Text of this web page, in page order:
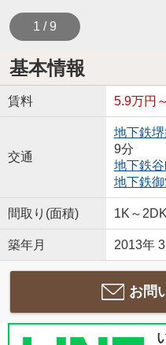
1 / 9
基本情報
賃料 5.9万円
交通
地下鉄
9分
地下鉄
地下鉄
間取り(面積) 1K～
築年月 2013年
お問